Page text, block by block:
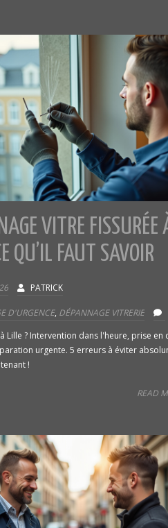
VITRE FISSURÉE
QU’IL FAUT SAVOIR
PATRICK
D'URGENCE, DÉPANNAGE VITRERIE
Lille ? Intervention dans l'heure, prise en
urgente. 5 erreurs à éviter
!
READ